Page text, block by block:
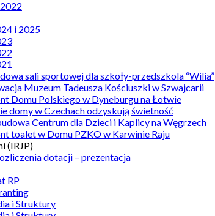
i 2025
sali sportowej dla szkoły-przedszkola “Wilia”
Muzeum Tadeusza Kościuszki w Szwajcarii
Domu Polskiego w Dyneburgu na Łotwie
domy w Czechach odzyskują świetność
Centrum dla Dzieci i Kaplicy na Węgrzech
toalet w Domu PZKO w Karwinie Raju
(IRJP)
dotacji – prezentacja
RP
i Struktury